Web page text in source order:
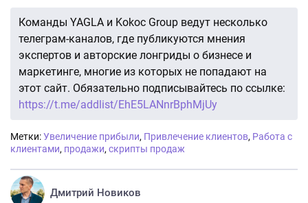
Команды YAGLA и Kokoc Group ведут несколько
телеграм-каналов, где публикуются мнения
экспертов и авторские лонгриды о бизнесе и
маркетинге, многие из которых не попадают на
этот сайт. Обязательно подписывайтесь по ссылке:
https://t.me/addlist/EhE5LANnrBphMjUy
Метки:Увеличение прибыли, Привлечение клиентов, Работа с
клиентами, продажи, скрипты продаж
Дмитрий Новиков